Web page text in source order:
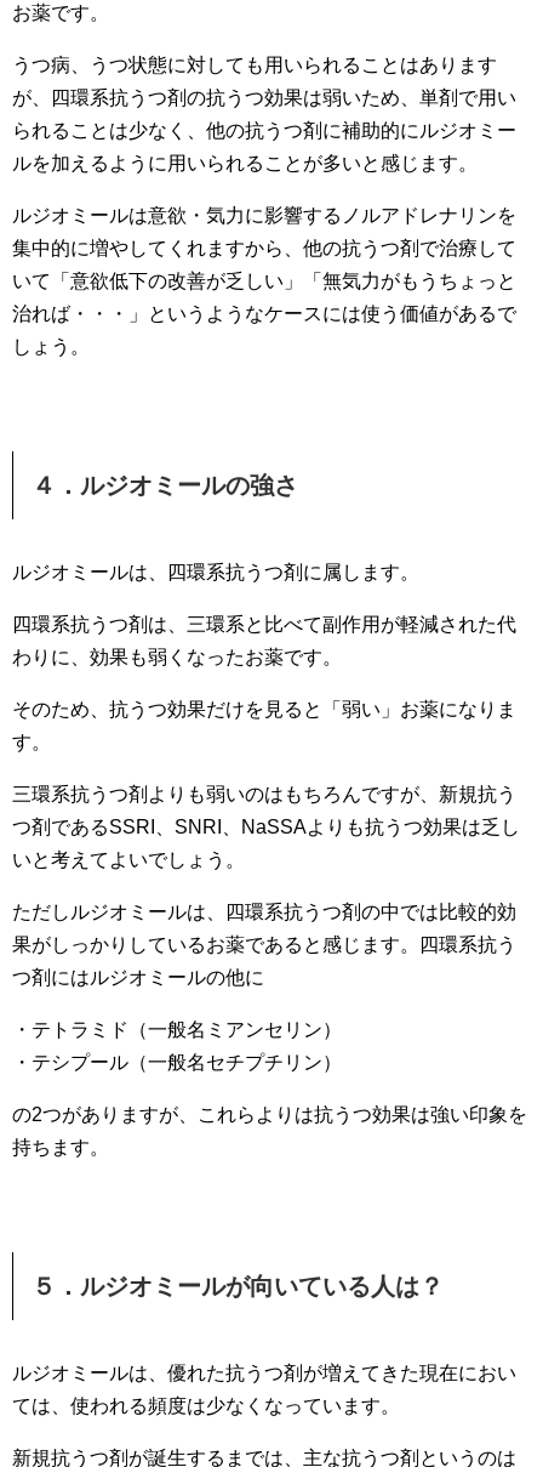
お薬です。
うつ病、うつ状態に対しても用いられることはあります
が、四環系抗うつ剤の抗うつ効果は弱いため、単剤で用い
られることは少なく、他の抗うつ剤に補助的にルジオミー
ルを加えるように用いられることが多いと感じます。
ルジオミールは意欲・気力に影響するノルアドレナリンを
集中的に増やしてくれますから、他の抗うつ剤で治療して
いて「意欲低下の改善が乏しい」「無気力がもうちょっと
治れば・・・」というようなケースには使う価値があるで
しょう。
４．ルジオミールの強さ
ルジオミールは、四環系抗うつ剤に属します。
四環系抗うつ剤は、三環系と比べて副作用が軽減された代
わりに、効果も弱くなったお薬です。
そのため、抗うつ効果だけを見ると「弱い」お薬になりま
す。
三環系抗うつ剤よりも弱いのはもちろんですが、新規抗う
つ剤であるSSRI、SNRI、NaSSAよりも抗うつ効果は乏し
いと考えてよいでしょう。
ただしルジオミールは、四環系抗うつ剤の中では比較的効
果がしっかりしているお薬であると感じます。四環系抗う
つ剤にはルジオミールの他に
・テトラミド（一般名ミアンセリン）
・テシプール（一般名セチプチリン）
の2つがありますが、これらよりは抗うつ効果は強い印象を
持ちます。
５．ルジオミールが向いている人は？
ルジオミールは、優れた抗うつ剤が増えてきた現在におい
ては、使われる頻度は少なくなっています。
新規抗うつ剤が誕生するまでは、主な抗うつ剤というのは